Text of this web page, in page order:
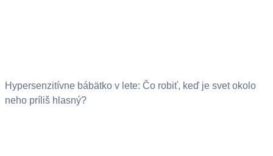
Hypersenzitívne bábätko v lete: Čo robiť, keď je svet okolo
neho príliš hlasný?